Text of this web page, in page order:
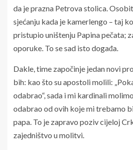
da je prazna Petrova stolica.
sjećanju kada je kamerlengo – taj
pristupio uništenju Papina pečata;
oporuke. To se sad isto događa.
Dakle, time započinje jedan novi
bih: kao što su apostoli molili:
odabrao“, sada i mi kardinali
odabrao od ovih koje mi trebamo
papa. To je zapravo poziv cijeloj
zajedništvo u molitvi.